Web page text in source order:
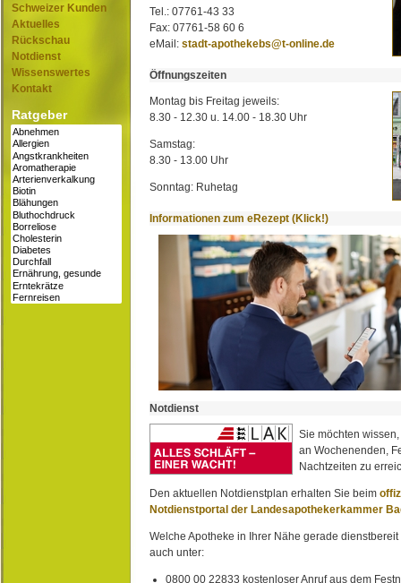
Schweizer Kunden
Aktuelles
Rückschau
Notdienst
Wissenswertes
Kontakt
Ratgeber
Tel.: 07761-43 33
Fax: 07761-58 60 6
eMail: stadt-apothekebs@t-online.de
Öffnungszeiten
Montag bis Freitag jeweils:
8.30 - 12.30 u. 14.00 - 18.30 Uhr
Samstag:
8.30 - 13.00 Uhr
Sonntag: Ruhetag
Informationen zum eRezept (Klick!)
Notdienst
Sie möchten
an Wochenenden,
Nachtzeiten zu
Den aktuellen Notdienstplan erhalten Sie beim
Notdienstportal der Landesapothekerkammer
Welche Apotheke in Ihrer Nähe gerade
auch unter:
0800 00 22833 kostenloser Anruf aus dem